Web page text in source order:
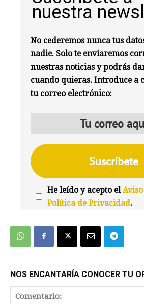
nuestra
No cederemos nunca tus
nadie. Solo te enviaremos
nuestras noticias y podrás
cuando quieras. Introduce a
tu correo electrónico:
He leído y acepto el
Política de Privacidad.
NOS ENCANTARÍA CONOCER TU